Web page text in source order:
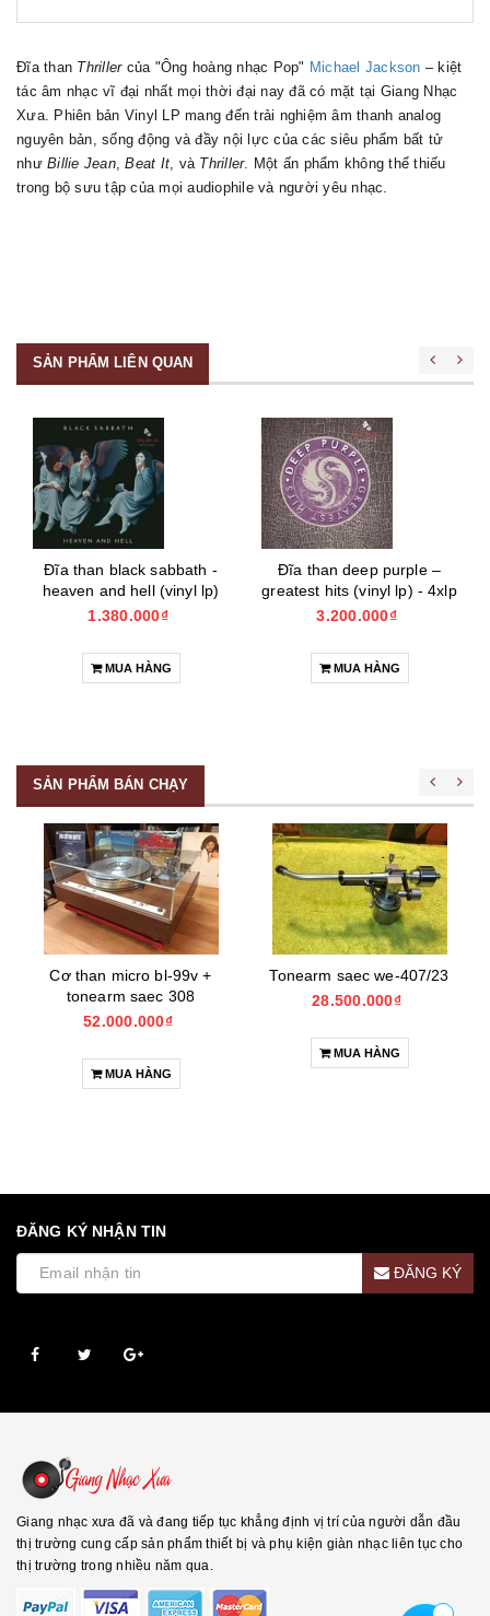
Đĩa than Thrillercủa "Ông hoàng nhạc Pop" Michael Jackson – kiệt
tác âm nhạc vĩ đại nhất mọi thời đại nay đã có mặt tại Giang Nhạc
Xưa. Phiên bản Vinyl LP mang đến trải nghiệm âm thanh analog
nguyên bản, sống động và đầy nội lực của các siêu phẩm bất tử
như Billie Jean,Beat It , và Thriller. Một ấn phẩm không thể thiếu
trong bộ sưu tập của mọi audiophile và người yêu nhạc.
SẢN PHẨM LIÊN QUAN
Đĩa than black sabbath -
heaven and hell (vinyl lp)
1.380.000₫
MUA HÀNG
Đĩa than deep purple –
greatest hits (vinyl lp) - 4xlp
3.200.000₫
MUA HÀNG
SẢN PHẨM BÁN CHẠY
Cơ than micro bl-99v +
tonearm saec 308
52.000.000₫
MUA HÀNG
Tonearm saec we-407/23
28.500.000₫
MUA HÀNG
ĐĂNG KÝ NHẬN TIN
ĐĂNG KÝ
Giang nhạc xưa đã và đang tiếp tục khẳng định vị trí của người dẫn đầu
thị trường cung cấp sản phẩm thiết bị và phụ kiện giàn nhạc liên tục cho
thị trường trong nhiều năm qua.